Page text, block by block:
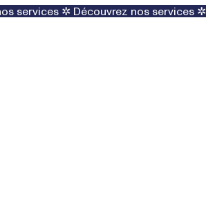
services ✲ Découvrez nos services ✲